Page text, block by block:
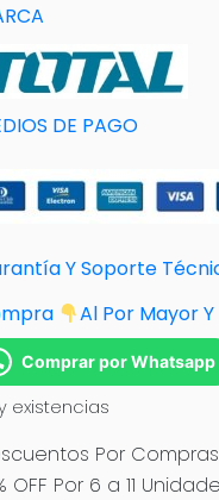
DE PAGO
Y Soporte
Al Por Mayor
Comprar por Whatsapp
existencias
Por
OFF Por 6 a 11